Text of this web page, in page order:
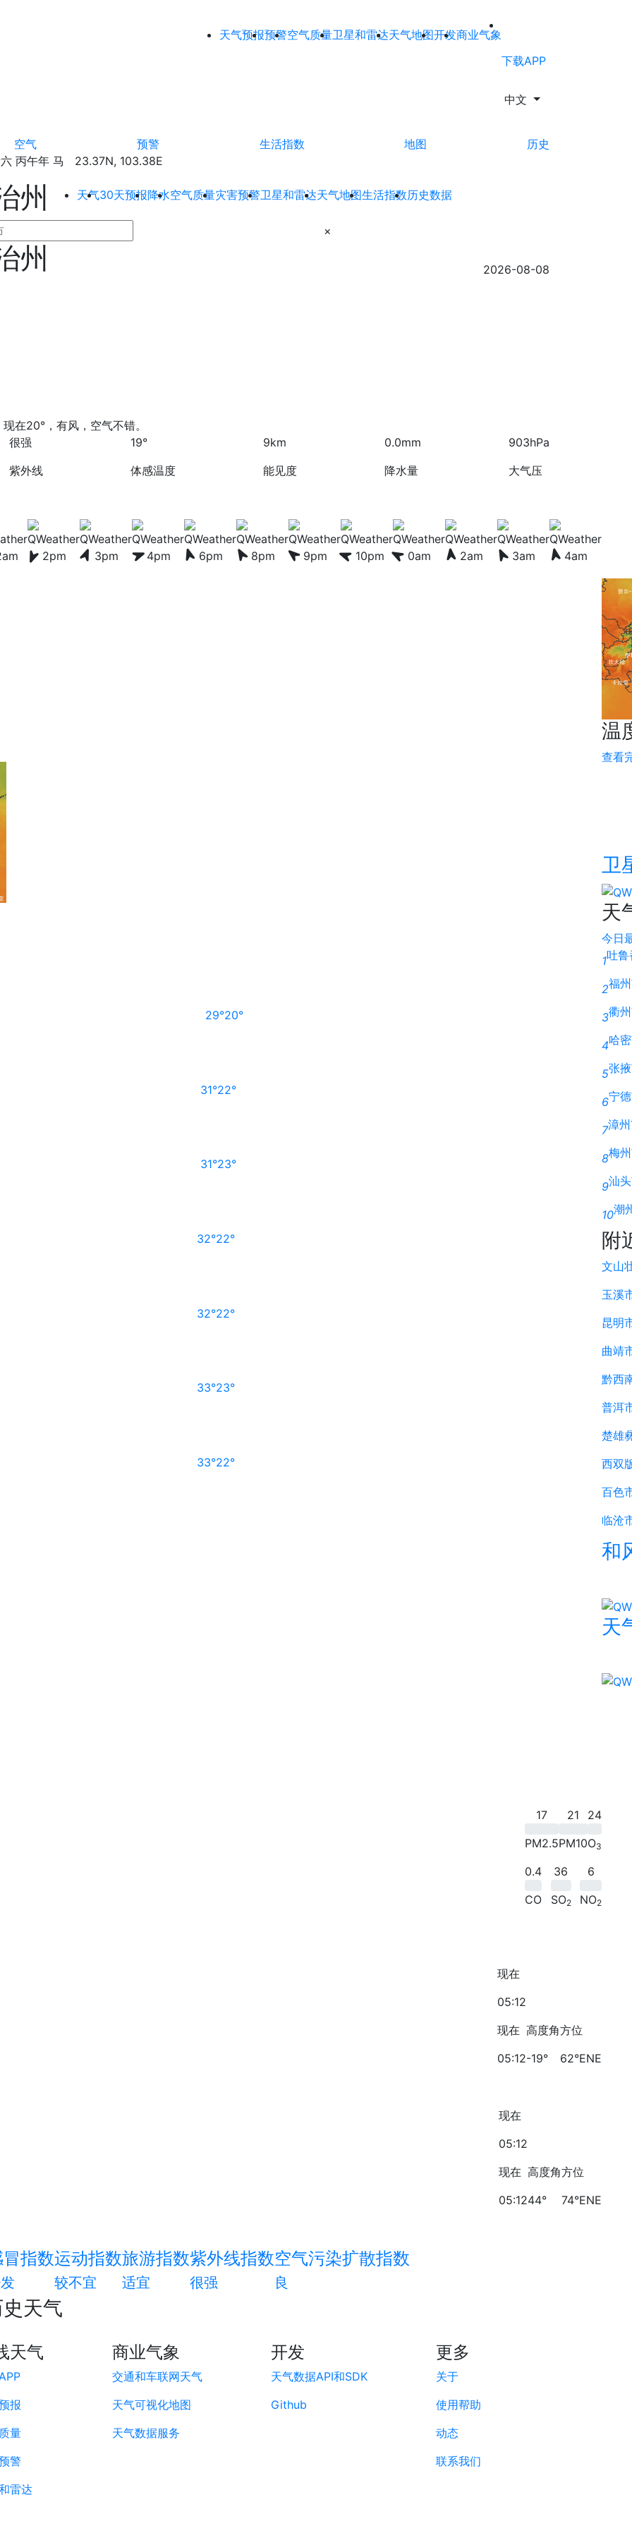
天气预报预警空气质量卫星和雷达天气地图开发商业气象
下载APP
中文
空气 预警 生活指数 地图
历史
丙午年 马 23.37N, 103.38E
州 天气30天预报降水空气质量灾害预警卫星和雷达天气地图生活指数历史数据
×
州 2026-08-08
在20°，有风，空气不错。
很强
紫外线
19°
体感温度
9km
能见度
0.0mm
降水量
903hPa
大气压
2pm 3pm 4pm 6pm 8pm 9pm 10pm 0am 2am 3am 4am
29°20°
31°22°
31°23°
32°22°
32°22°
33°23°
33°22°
17
PM2.5
21
PM10
24
O3
0.4
CO
36
SO2
6
NO2
现在
05:12
现在
05:12
高度角
-19°
方位
62°ENE
现在
05:12
现在
05:12
高度角
44°
方位
74°ENE
冒指数运动指数
较不宜
旅游指数
适宜
紫外线指数
很强
空气污染扩散指数
良
天气
温
查看
卫
天
今日
1吐鲁
2福
3衢
4哈
5张
6宁
7漳
8梅
9汕
10潮
附
文山
玉溪
昆明
曲靖
黔西
普洱
楚雄
西双
百色
临沧
和
天
天气
报
量
警
雷达
商业气象
交通和车联网天气
天气可视化地图
天气数据服务
开发
天气数据API和SDK
Github
更多
关于
使用帮助
动态
联系我们